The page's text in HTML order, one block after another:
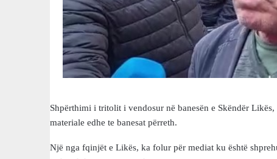
Shpërthimi i tritolit i vendosur në banesën e Skëndër
materiale edhe te banesat përreth.
Një nga fqinjët e Likës, ka folur për mediat ku është